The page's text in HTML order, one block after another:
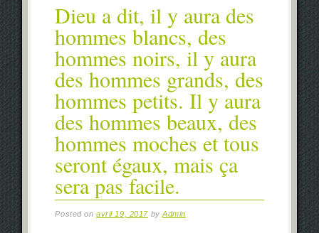
Dieu a dit, il y aura des
hommes blancs, des
hommes noirs, il y aura
des hommes grands, des
hommes petits. Il y aura
des hommes beaux, des
hommes moches et tous
seront égaux, mais ça
sera pas facile.
Posted onavril 19, 2017 byAdmin